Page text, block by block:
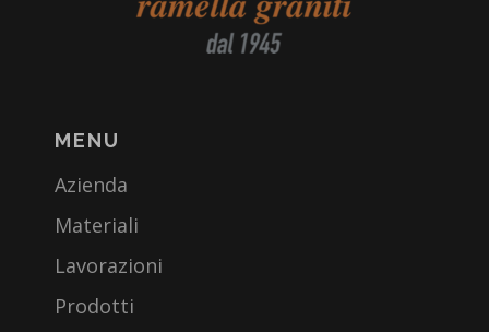
MENU
Azienda
Materiali
Lavorazioni
Prodotti